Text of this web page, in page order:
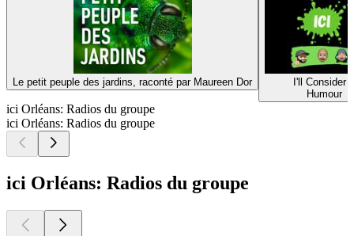
Le petit peuple des jardins, raconté par Maureen Dor
I'll Consider
Humour
ici Orléans: Radios du groupe
ici Orléans: Radios du groupe
ici Orléans: Radios du groupe